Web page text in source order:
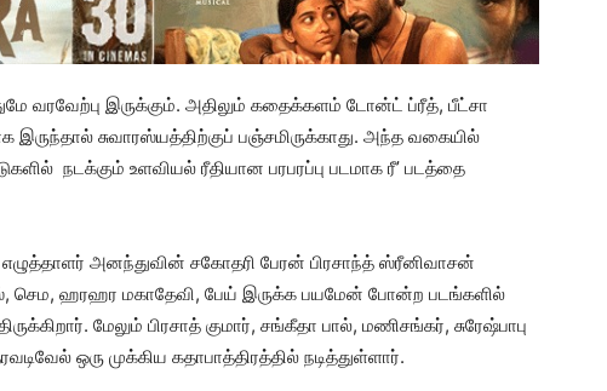
வரவேற்பு இருக்கும். அதிலும் கதைக்களம் டோன்ட் ப்ரீத், பீட்சா
சுவாரஸ்யத்திற்குப் பஞ்சமிருக்காது. அந்த வகையில்
நடக்கும் உளவியல் ரீதியான பரபரப்பு படமாக ரீ’ படத்தை
அனந்துவின் சகோதரி பேரன் பிரசாந்த் ஸ்ரீனிவாசன்
செம, ஹரஹர மகாதேவி, பேய் இருக்க பயமேன் போன்ற படங்களில்
மேலும் பிரசாத் குமார், சங்கீதா பால், மணிசங்கர், சுரேஷ்பாபு
ஒரு முக்கிய கதாபாத்திரத்தில் நடித்துள்ளார்.